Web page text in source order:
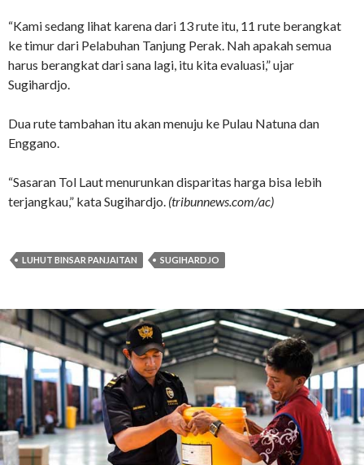
“Kami sedang lihat karena dari 13 rute itu, 11 rute berangkat
ke timur dari Pelabuhan Tanjung Perak. Nah apakah semua
harus berangkat dari sana lagi, itu kita evaluasi,” ujar
Sugihardjo.
Dua rute tambahan itu akan menuju ke Pulau Natuna dan
Enggano.
“Sasaran Tol Laut menurunkan disparitas harga bisa lebih
terjangkau,” kata Sugihardjo. (tribunnews.com/ac)
LUHUT BINSAR PANJAITAN SUGIHARDJO